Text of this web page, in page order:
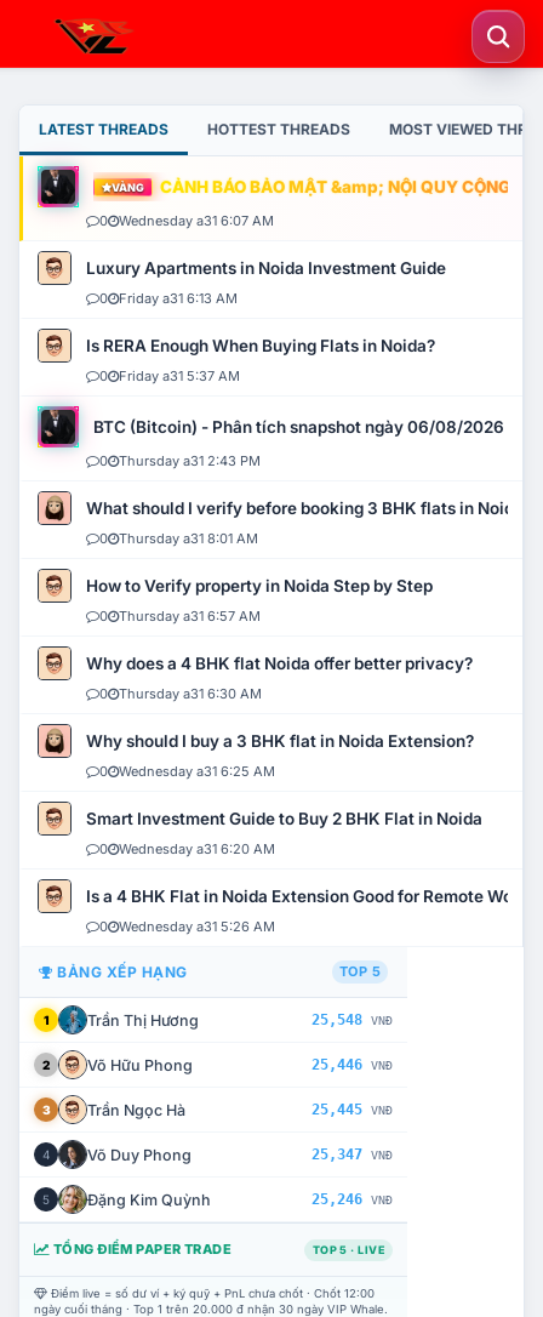
LATEST THREADS HOTTEST THREADS MOST VIEWED
VÀNG CẢNH BÁO BẢO MẬT &amp; NỘI QUY CỘNG
0 Wednesday a31 6:07 AM
Luxury Apartments in Noida Investment Guide
0 Friday a31 6:13 AM
Is RERA Enough When Buying Flats in Noida?
0 Friday a31 5:37 AM
BTC (Bitcoin) - Phân tích snapshot ngày 06/08/2026
0 Thursday a31 2:43 PM
What should I verify before booking 3 BHK flats in Noida?
0 Thursday a31 8:01 AM
How to Verify property in Noida Step by Step
0 Thursday a31 6:57 AM
Why does a 4 BHK flat Noida offer better privacy?
0 Thursday a31 6:30 AM
Why should I buy a 3 BHK flat in Noida Extension?
0 Wednesday a31 6:25 AM
Smart Investment Guide to Buy 2 BHK Flat in Noida
0 Wednesday a31 6:20 AM
Is a 4 BHK Flat in Noida Extension Good for Remote Work?
0 Wednesday a31 5:26 AM
BẢNG XẾP HẠNG TOP 5
1 Trần Thị Hương 25,548 VNĐ
2 Võ Hữu Phong 25,446 VNĐ
3 Trần Ngọc Hà 25,445 VNĐ
4 Võ Duy Phong 25,347 VNĐ
5 Đặng Kim Quỳnh 25,246 VNĐ
TỔNG ĐIỂM PAPER TRADE TOP 5 · LIVE
Điểm live = số dư ví + ký quỹ + PnL chưa chốt · Chốt 12:00
ngày cuối tháng · Top 1 trên 20.000 đ nhận 30 ngày VIP Whale.